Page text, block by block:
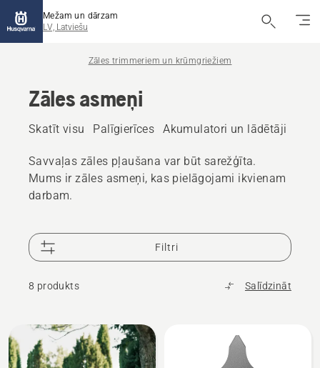
Mežam un dārzam
LV, Latviešu
Zāles trimmeriem un krūmgriežiem
Zāles asmeņi
Skatīt visu Palīgierīces Akumulatori un lādētāji
Savvaļas zāles pļaušana var būt sarežģīta.
Mums ir zāles asmeņi, kas pielāgojami ikvienam
darbam.
Filtri
8 produkts Salīdzināt
Visi
produkti